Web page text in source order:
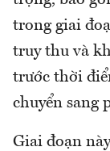
trong giai
truy thu và
trước thời
chuyển sang
Giai đoạn